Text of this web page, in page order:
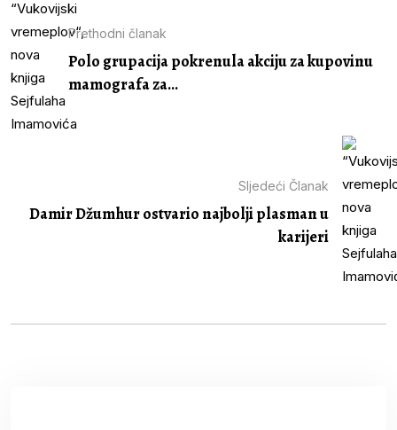
Prethodni članak
Polo grupacija pokrenula akciju za kupovinu
mamografa za...
Sljedeći Članak
Damir Džumhur ostvario najbolji plasman u
karijeri